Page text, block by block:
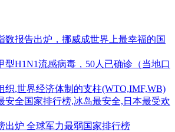
数报告出炉，挪威成世界上最幸福的国
型H1N1流感病毒，50人已确诊（当地口
织,世界经济体制的支柱(WTO,IMF,WB)
安全国家排行榜,冰岛最安全,日本最受欢
出炉 全球军力最弱国家排行榜